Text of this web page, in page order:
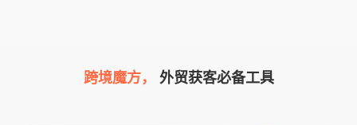
跨境魔方， 外贸获客必备工具